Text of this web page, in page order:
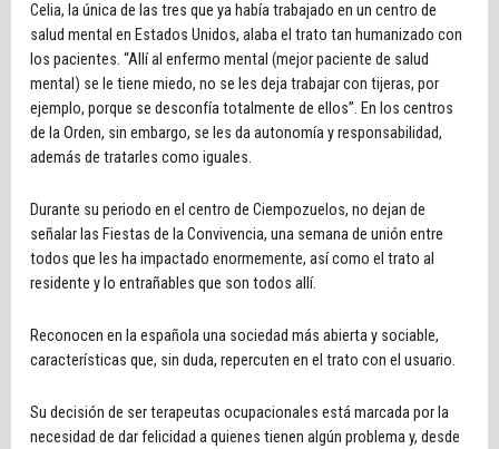
Celia, la única de las tres que ya había trabajado en un centro de
salud mental en Estados Unidos, alaba el trato tan humanizado con
los pacientes. “Allí al enfermo mental (mejor paciente de salud
mental) se le tiene miedo, no se les deja trabajar con tijeras, por
ejemplo, porque se desconfía totalmente de ellos”. En los centros
de la Orden, sin embargo, se les da autonomía y responsabilidad,
además de tratarles como iguales.
Durante su periodo en el centro de Ciempozuelos, no dejan de
señalar las Fiestas de la Convivencia, una semana de unión entre
todos que les ha impactado enormemente, así como el trato al
residente y lo entrañables que son todos allí.
Reconocen en la española una sociedad más abierta y sociable,
características que, sin duda, repercuten en el trato con el usuario.
Su decisión de ser terapeutas ocupacionales está marcada por la
necesidad de dar felicidad a quienes tienen algún problema y, desde